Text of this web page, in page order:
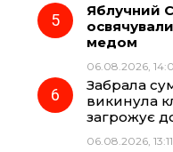
Яблучний
медом
06.08.2026,
Забрала
викинула
загрожує
06.08.2026, 13:11